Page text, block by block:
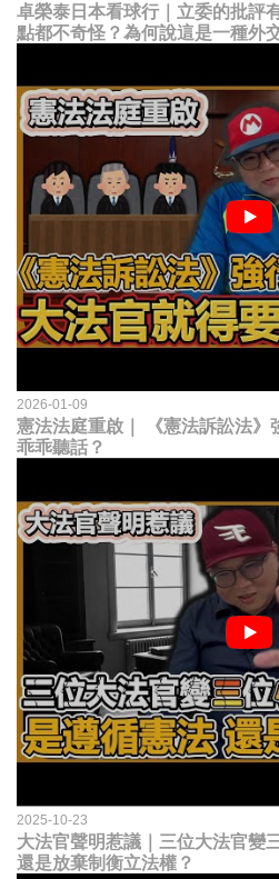
卓榮泰日本看球行｜立委的批評
點都不奇怪？為何說這是一種外
2026-01-09
憲法法庭重啟｜ 《憲法訴訟法》
乖乖聽話？
2025-10-23
大法官聲明惹議｜三位大法官變
還是放棄制衡立法權？